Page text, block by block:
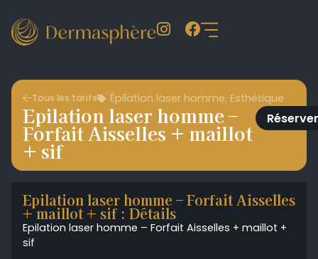
Tous les tarifs Épilation laser homme, Esthétique
Epilation laser homme –
Forfait Aisselles + maillot
+ sif
Réserver
Epilation laser homme – Forfait Aisselles
+ maillot + sif : Détails
Epilation laser homme – Forfait Aisselles + maillot +
sif